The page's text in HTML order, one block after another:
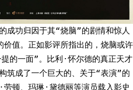
成功归因于其“烧脑”的剧情和惊人
价值。正如影评所指出的，烧脑或许
的一面”。比利·怀尔德的真正天才
筑成了一个巨大的、关于“表演”的
劳顿、玛琳·黛德丽等演员载入影史